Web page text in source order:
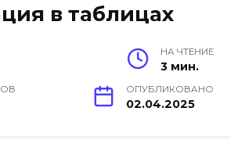
в таблицах
НА ЧТЕНИЕ
3 мин.
ОПУБЛИКОВАНО
02.04.2025